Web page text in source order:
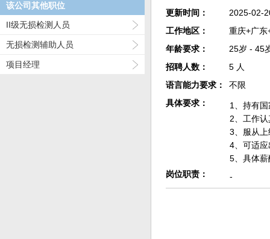
该公司其他职位
II级无损检测人员
无损检测辅助人员
项目经理
更新时间：
2025-02-
工作地区：
重庆+广东
年龄要求：
25岁 - 45
招聘人数：
5 人
语言能力要求：
不限
具体要求：
1、持有
2、工作
3、服从
4、可适
5、具体
岗位职责：
-